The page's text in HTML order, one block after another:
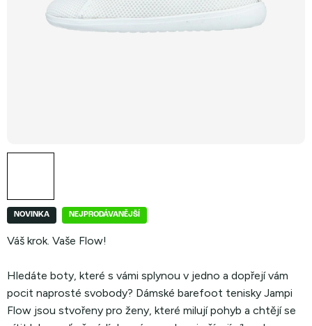
NOVINKA NEJPRODÁVANĚJŠÍ
Váš krok. Vaše Flow!
Hledáte boty, které s vámi splynou v jedno a dopřejí vám
pocit naprosté svobody? Dámské barefoot tenisky Jampi
Flow jsou stvořeny pro ženy, které milují pohyb a chtějí se